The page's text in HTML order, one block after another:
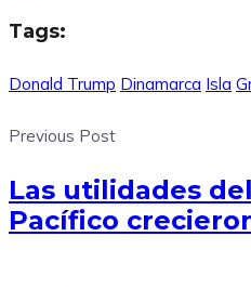
Tags:
Donald Trump Dinamarca Isla
Previous Post
Las utilidades
Pacífico